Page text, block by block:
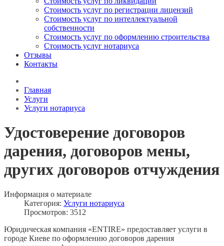
Стоимость услуг по регистрации лицензий
Стоимость услуг по интеллектуальной
собственности
Стоимость услуг по оформлению строительства
Стоимость услуг нотариуса
Отзывы
Контакты
Главная
Услуги
Услуги нотариуса
Удостоверение договоров
дарения, договоров мены,
других договоров отчуждения
Информация о материале
Категория: Услуги нотариуса
Просмотров: 3512
Юридическая компания «ENTIRE» предоставляет услуги в
городе Киеве по оформлению договоров дарения